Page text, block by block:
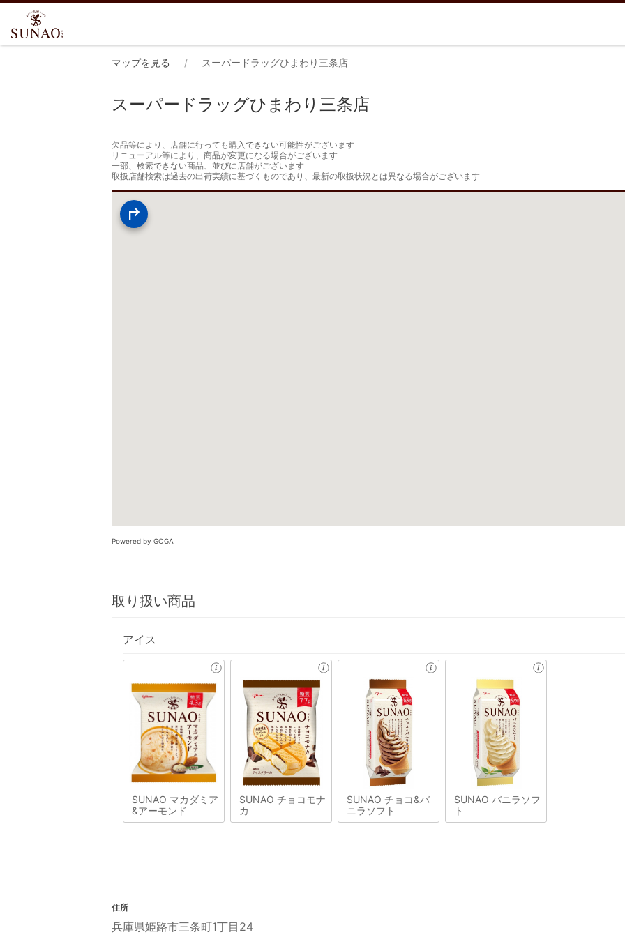
マップを見る スーパードラッグひまわり三条店
スーパードラッグひまわり三条店
欠品等により、店舗に行っても購入できない可能性がございます
リニューアル等により、商品が変更になる場合がございます
一部、検索できない商品、並びに店舗がございます
取扱店舗検索は過去の出荷実績に基づくものであり、最新の取扱状況とは異なる場合がございます
Powered by GOGA
取り扱い商品
アイス
SUNAO マカダミア
&アーモンド
SUNAO チョコモナ
カ
SUNAO チョコ&バ
ニラソフト
SUNAO バニラソフ
ト
住所
兵庫県姫路市三条町1丁目24